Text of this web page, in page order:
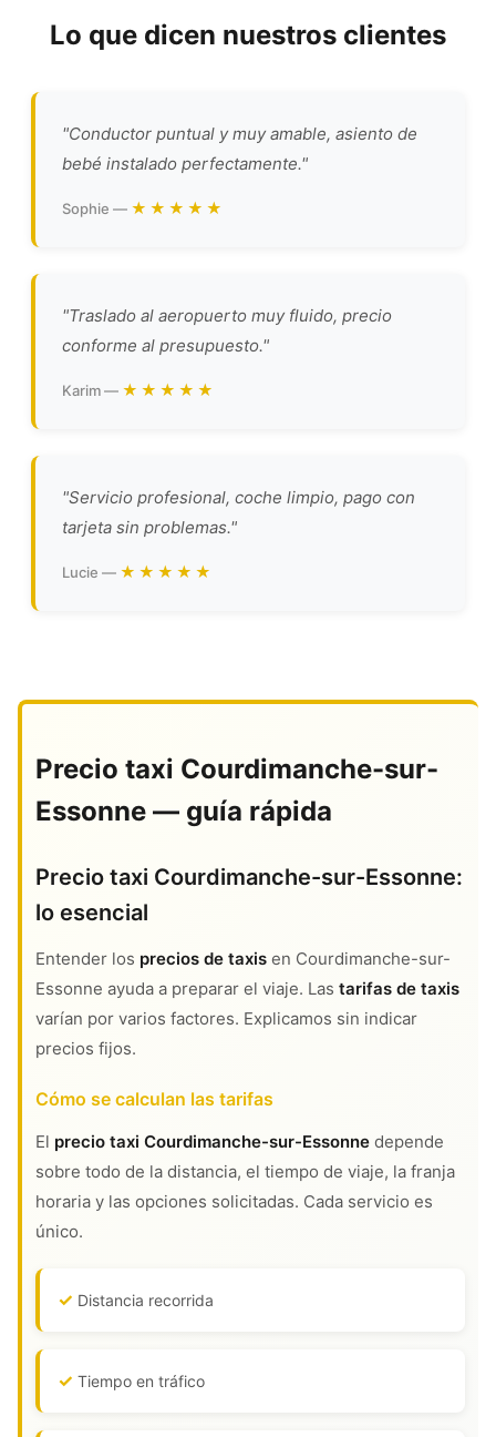
Lo que dicen nuestros clientes
"Conductor puntual y muy amable, asiento de
bebé instalado perfectamente."
Sophie — ★★★★★
"Traslado al aeropuerto muy fluido, precio
conforme al presupuesto."
Karim — ★★★★★
"Servicio profesional, coche limpio, pago con
tarjeta sin problemas."
Lucie — ★★★★★
Precio taxi Courdimanche-sur-
Essonne — guía rápida
Precio taxi Courdimanche-sur-Essonne:
lo esencial
Entender los precios de taxis en Courdimanche-sur-
Essonne ayuda a preparar el viaje. Las tarifas de taxis
varían por varios factores. Explicamos sin indicar
precios fijos.
Cómo se calculan las tarifas
El precio taxi Courdimanche-sur-Essonne depende
sobre todo de la distancia, el tiempo de viaje, la franja
horaria y las opciones solicitadas. Cada servicio es
único.
Distancia recorrida
Tiempo en tráfico